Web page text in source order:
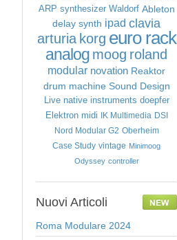
ARP synthesizer Waldorf Ableton
delay synth ipad clavia
arturia korg euro rack
analog moog roland
modular novation Reaktor
drum machine Sound Design
Live native instruments doepfer
Elektron midi IK Multimedia DSI
Nord Modular G2 Oberheim
Case Study vintage Minimoog
Odyssey controller
Nuovi Articoli
Roma Modulare 2024